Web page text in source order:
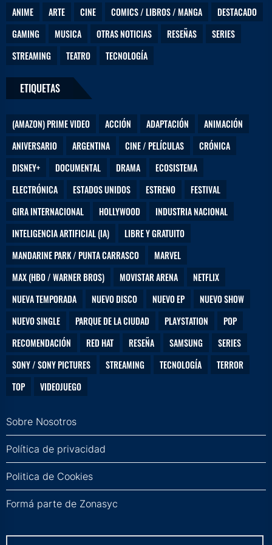
ANIME ARTE CINE COMICS / LIBROS / MANGA
DESTACADO
GAMING
MUSICA OTRAS NOTICIAS RESEÑAS
SERIES
STREAMING
TEATRO TECNOLOGÍA
ETIQUETAS
(AMAZON) PRIME VIDEO ACCIÓN ADAPTACIÓN
ANIMACIÓN
ANIVERSARIO
ARGENTINA CINE / PELÍCULAS
CRÓNICA
DISNEY+
DOCUMENTAL DRAMA
ECOSISTEMA
ELECTRÓNICA
ESTADOS UNIDOS ESTRENO
FESTIVAL
GIRA INTERNACIONAL
HOLLYWOOD
INDUSTRIA NACIONAL
INTELIGENCIA ARTIFICIAL (IA)
LIBRE Y GRATUITO
MANDARINE PARK / PUNTA CARRASCO
MARVEL
MAX (HBO / WARNER BROS)
MOVISTAR ARENA
NETFLIX
NUEVA TEMPORADA
NUEVO DISCO NUEVO EP
NUEVO SHOW
NUEVO SINGLE
PARQUE DE LA CIUDAD PLAYSTATION
POP
RECOMENDACIÓN
RED HAT RESEÑA SAMSUNG
SERIES
SONY / SONY PICTURES
STREAMING TECNOLOGÍA
TERROR
TOP
VIDEOJUEGO
Sobre Nosotros
Política de privacidad
Politica de Cookies
Formá parte de Zonasyc